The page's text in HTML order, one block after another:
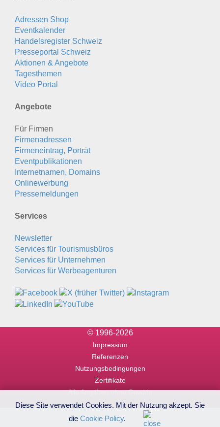
Adressen Shop
Eventkalender
Handelsregister Schweiz
Presseportal Schweiz
Aktionen & Angebote
Tagesthemen
Video Portal
Angebote
Für Firmen
Firmenadressen
Firmeneintrag, Porträt
Eventpublikationen
Internetnamen, Domains
Onlinewerbung
Pressemeldungen
Services
Newsletter
Services für Tourismusbüros
Services für Unternehmen
Services für Werbeagenturen
© 1996-2026
Impressum
Referenzen
Nutzungsbedingungen
Zertifikate
Alle Angaben ohne Gewähr
Diese Site verwendet Cookies. Mit der Nutzung akzept. Sie
die Cookie Policy.